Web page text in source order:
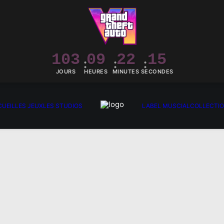
103
JOURS
09
HEURES
22
MINUTES
15
SECONDES
LES JEUXLES STUDIOS LABEL MUSCIAL